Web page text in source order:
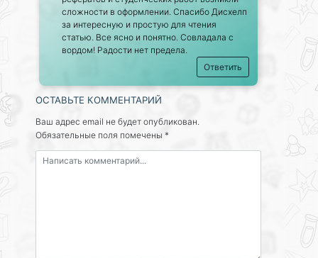
сложности в оформлении. Спасибо Дисхелп
за интересную и простую для чтения
статью. Все ясно и понятно. Совладала с
вордом! Радости нет предела.
Ответить
ОСТАВЬТЕ КОММЕНТАРИЙ
Ваш адрес email не будет опубликован.
Обязательные поля помечены *